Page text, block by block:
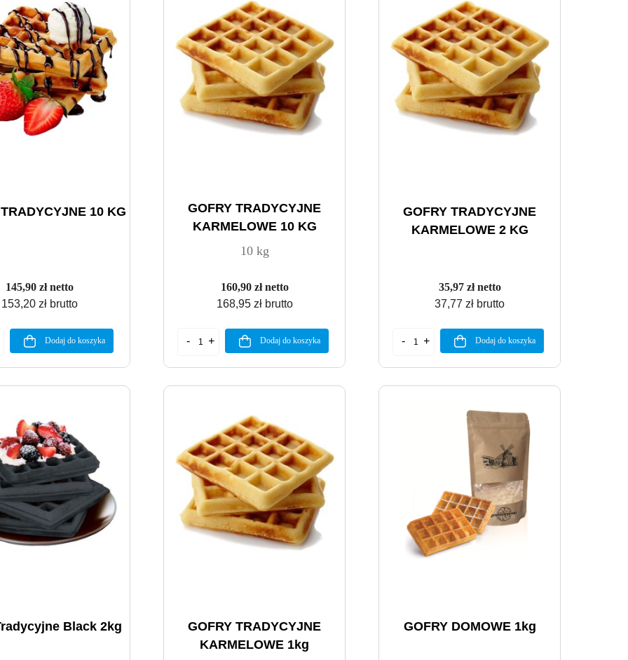
10 KG
145,90 zł netto
153,20 zł brutto
Dodaj do koszyka
GOFRY TRADYCYJNE
KARMELOWE 10 KG
10 kg
160,90 zł netto
168,95 zł brutto
Dodaj do koszyka
GOFRY TRADYCYJNE
KARMELOWE 2 KG
35,97 zł netto
37,77 zł brutto
Dodaj do koszyka
Black 2kg
GOFRY TRADYCYJNE
KARMELOWE 1kg
GOFRY DOMOWE 1kg